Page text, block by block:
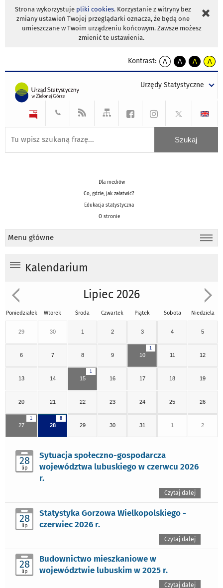
Strona wykorzystuje pliki cookies. Korzystanie z witryny bez
zmiany ustawień Twojej przeglądarki oznacza, że będą one
umieszczane w Twoim urządzeniu końcowym. Zawsze możesz
zmienić te ustawienia.
Kontrast:
A
kontrast
A
kontrast
tekst
czarnym
A
kontrast
tekst
czarnym
A
tekst
żółtym
Urzędy Statystyczne
Dla mediów
Co, gdzie, jak załatwić?
Edukacja statystyczna
O stronie
Menu główne
Kalendarium
Lipiec 2026
Poniedziałek Wtorek Środa Czwartek Piątek Sobota Niedziela
29 30 1 2 3 4 5
6 7 8 9
1
10 11 12
13 14
1
15 16 17 18 19
20 21 22 23 24 25 26
1
27
8
28 29 30 31 1 2
28
lip
Sytuacja społeczno-gospodarcza
województwa lubuskiego w czerwcu 2026
r.
Czytaj dalej
28
lip
Statystyka Gorzowa Wielkopolskiego -
czerwiec 2026 r.
Czytaj dalej
28
lip
Budownictwo mieszkaniowe w
województwie lubuskim w 2025 r.
Czytaj dalej